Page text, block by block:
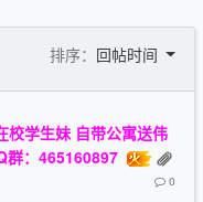
排序： 回帖时间
校学生妹 自带公寓送伟
群：465160897
0